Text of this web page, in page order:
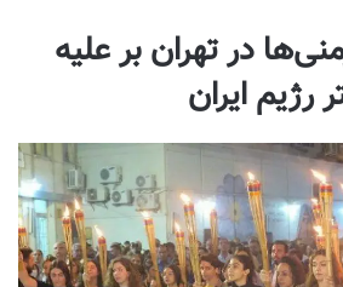
در تهران بر علیه
رژیم ایران